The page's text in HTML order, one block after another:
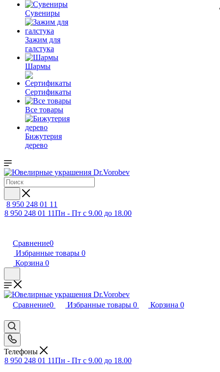
Сувениры
Зажим для
галстука
Шармы
Сертификаты
Все товары
Бижутерия
дерево
8 950 248 01 11
8 950 248 01 11Пн - Пт с 9.00 до 18.00
Сравнение0
Избранные товары 0
Корзина 0
Сравнение0 Избранные товары 0 Корзина 0
Телефоны
8 950 248 01 11Пн - Пт с 9.00 до 18.00